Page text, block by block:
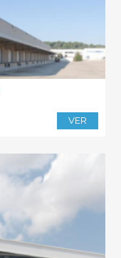
VER